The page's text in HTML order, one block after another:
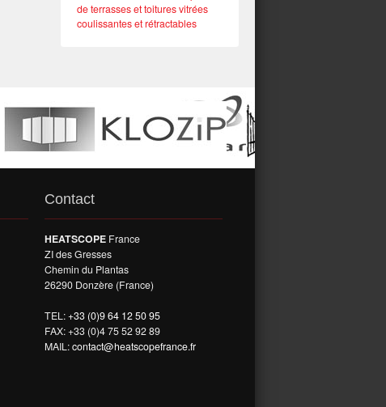
de terrasses et toitures vitrées
coulissantes et rétractables
Contact
HEATSCOPE France
ZI des Gresses
Chemin du Plantas
26290 Donzère (France)
TEL:+33 (0)9 64 12 50 95
FAX: +33 (0)4 75 52 92 89
MAIL:contact@heatscopefrance.fr